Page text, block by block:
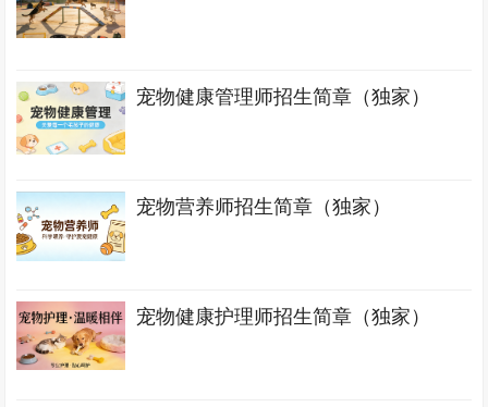
宠物健康管理师招生简章（独家）
宠物营养师招生简章（独家）
宠物健康护理师招生简章（独家）